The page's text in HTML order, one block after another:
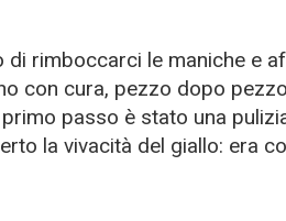
di rimboccarci le maniche e
con cura, pezzo dopo
passo è stato una
la vivacità del giallo: era